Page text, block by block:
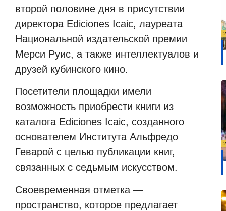
второй половине дня в присутствии
директора Ediciones Icaic, лауреата
Национальной издательской премии
Мерси Руис, а также интеллектуалов и
друзей кубинского кино.
Посетители площадки имели
возможность приобрести книги из
каталога Ediciones Icaic, созданного
основателем Института Альфредо
Геварой с целью публикации книг,
связанных с седьмым искусством.
Своевременная отметка —
пространство, которое предлагает